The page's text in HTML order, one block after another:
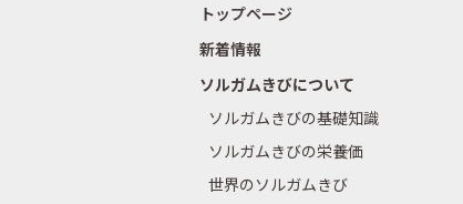
トップページ
新着情報
ソルガムきびについて
ソルガムきびの基礎知識
ソルガムきびの栄養価
世界のソルガムきび